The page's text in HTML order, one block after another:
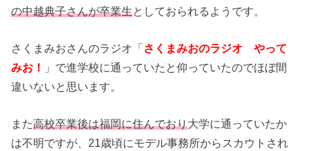
の中越典子さんが卒業生 としておられるようです。
さくまみおさんのラジオ「さくまみおのラジオ やって
みお！
」で進学校に通っていたと仰っていたのでほぼ間
違いないと思います。
また高校卒業後は福岡に住んでおり大学に通っていたか
は不明ですが、21歳頃にモデル事務所からスカウトされ